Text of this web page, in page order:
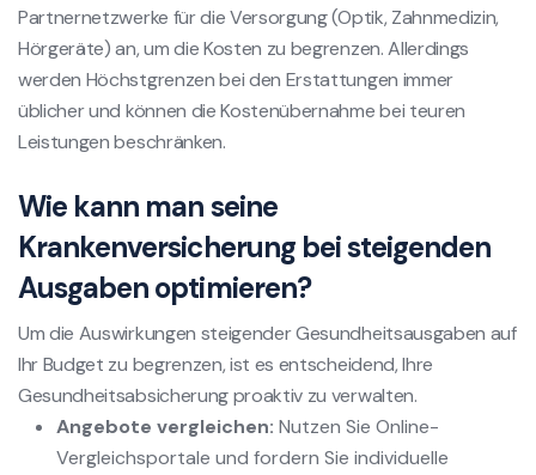
Partnernetzwerke für die Versorgung (Optik, Zahnmedizin,
Hörgeräte) an, um die Kosten zu begrenzen. Allerdings
werden Höchstgrenzen bei den Erstattungen immer
üblicher und können die Kostenübernahme bei teuren
Leistungen beschränken.
Wie kann man seine
Krankenversicherung bei steigenden
Ausgaben optimieren?
Um die Auswirkungen steigender Gesundheitsausgaben auf
Ihr Budget zu begrenzen, ist es entscheidend, Ihre
Gesundheitsabsicherung proaktiv zu verwalten.
Angebote vergleichen: Nutzen Sie Online-
Vergleichsportale und fordern Sie individuelle